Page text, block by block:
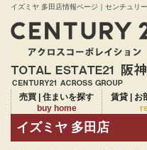
イズミヤ 多田店情報ページ｜センチュリ
売買 | 住まいを探す
buy home
賃貸 | お
イズミヤ 多田店